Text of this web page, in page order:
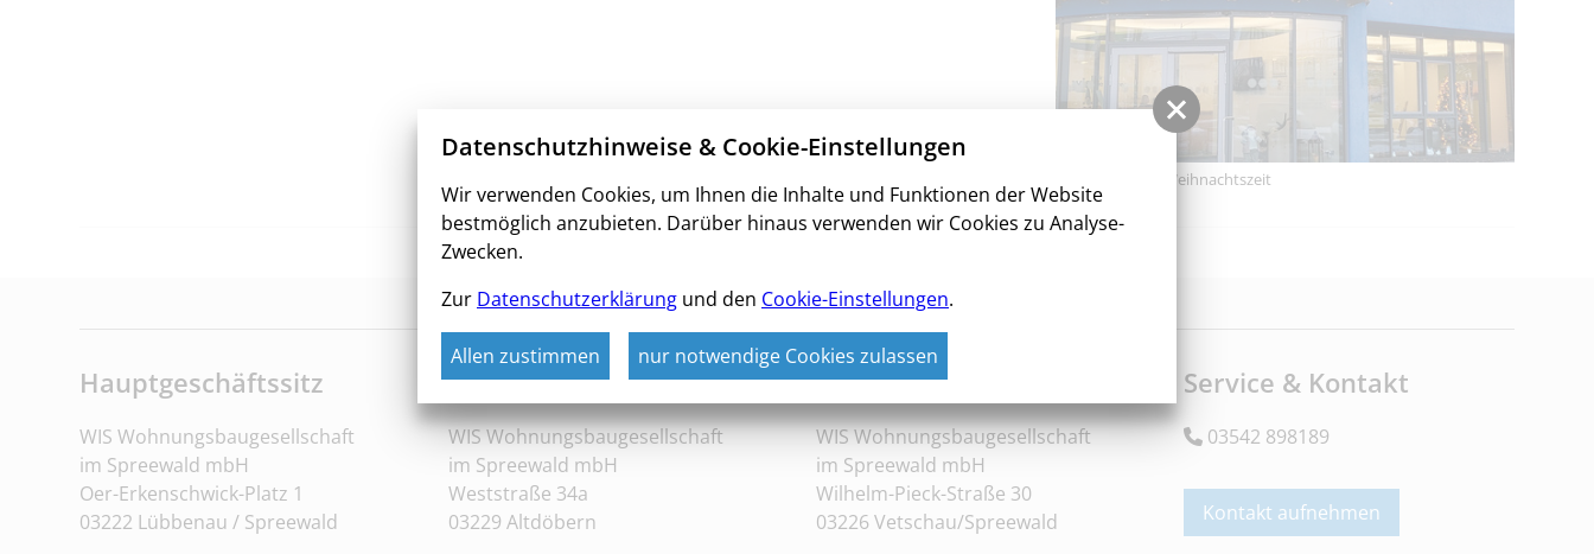
WIS Spreewald Weihnachtszeit
Für den guten Zweck
WIS – Wir sind die Macher
Hauptgeschäftssitz
WIS Wohnungsbaugesellschaft
im Spreewald mbH
Oer-Erkenschwick-Platz 1
03222 Lübbenau / Spreewald
Büro Altdöbern
WIS Wohnungsbaugesellschaft
im Spreewald mbH
Weststraße 34a
03229 Altdöbern
Büro Vetschau
WIS Wohnungsbaugesellschaft
im Spreewald mbH
Wilhelm-Pieck-Straße 30
03226 Vetschau/Spreewald
Service & Kontakt
03542 898189
Kontakt aufnehmen
Datenschutzhinweise & Cookie-Einstellungen
Wir verwenden Cookies, um Ihnen die Inhalte und Funktionen der Website
bestmöglich anzubieten. Darüber hinaus verwenden wir Cookies zu Analyse-
Zwecken.
Zur Datenschutzerklärung und den Cookie-Einstellungen.
Allen zustimmen nur notwendige Cookies zulassen